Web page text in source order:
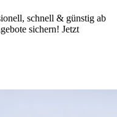
schnell & günstig ab
sichern! Jetzt